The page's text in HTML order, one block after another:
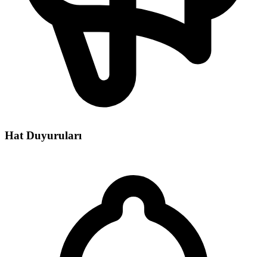
Hat Duyuruları